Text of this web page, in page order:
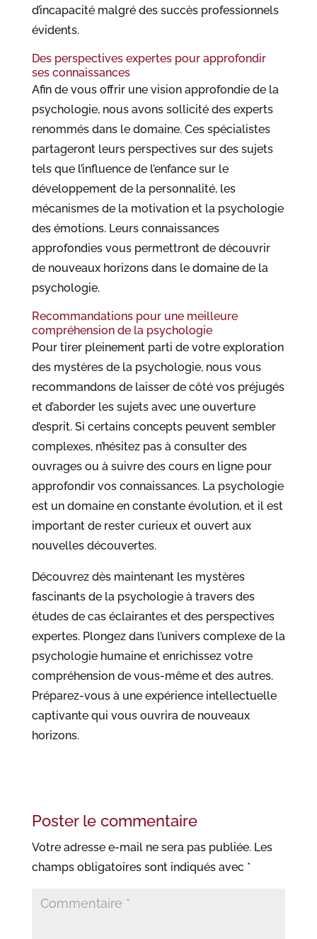
d’incapacité malgré des succès professionnels
évidents.
Des perspectives expertes pour approfondir
ses connaissances
Afin de vous offrir une vision approfondie de la
psychologie, nous avons sollicité des experts
renommés dans le domaine. Ces spécialistes
partageront leurs perspectives sur des sujets
tels que l’influence de l’enfance sur le
développement de la personnalité, les
mécanismes de la motivation et la psychologie
des émotions. Leurs connaissances
approfondies vous permettront de découvrir
de nouveaux horizons dans le domaine de la
psychologie.
Recommandations pour une meilleure
compréhension de la psychologie
Pour tirer pleinement parti de votre exploration
des mystères de la psychologie, nous vous
recommandons de laisser de côté vos préjugés
et d’aborder les sujets avec une ouverture
d’esprit. Si certains concepts peuvent sembler
complexes, n’hésitez pas à consulter des
ouvrages ou à suivre des cours en ligne pour
approfondir vos connaissances. La psychologie
est un domaine en constante évolution, et il est
important de rester curieux et ouvert aux
nouvelles découvertes.
Découvrez dès maintenant les mystères
fascinants de la psychologie à travers des
études de cas éclairantes et des perspectives
expertes. Plongez dans l’univers complexe de la
psychologie humaine et enrichissez votre
compréhension de vous-même et des autres.
Préparez-vous à une expérience intellectuelle
captivante qui vous ouvrira de nouveaux
horizons.
Poster le commentaire
Votre adresse e-mail ne sera pas publiée. Les
champs obligatoires sont indiqués avec *